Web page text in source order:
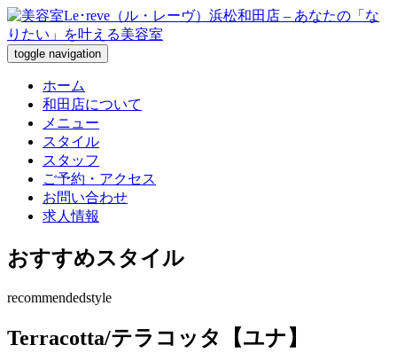
toggle navigation
ホーム
和田店について
メニュー
スタイル
スタッフ
ご予約・アクセス
お問い合わせ
求人情報
おすすめスタイル
recommendedstyle
Terracotta/テラコッタ【ユナ】